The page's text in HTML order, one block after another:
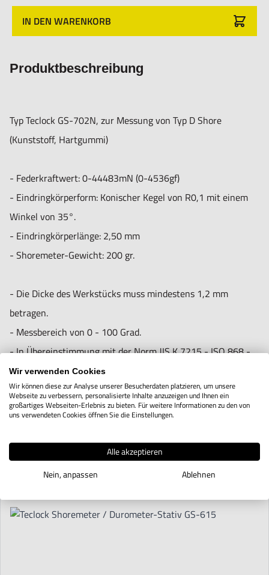
IN DEN WARENKORB
Produktbeschreibung
Typ Teclock GS-702N, zur Messung von Typ D Shore
(Kunststoff, Hartgummi)
- Federkraftwert: 0-44483mN (0-4536gf)
- Eindringkörperform: Konischer Kegel von R0,1 mit einem
Winkel von 35°.
- Eindringkörperlänge: 2,50 mm
- Shoremeter-Gewicht: 200 gr.
- Die Dicke des Werkstücks muss mindestens 1,2 mm
betragen.
- Messbereich von 0 - 100 Grad.
- In Übereinstimmung mit der Norm JIS K 7215 - ISO 868 -
ASTM D 2240.
Wir verwenden Cookies
Wir können diese zur Analyse unserer Besucherdaten platzieren, um unsere
Webseite zu verbessern, personalisierte Inhalte anzuzeigen und Ihnen ein
großartiges Webseiten-Erlebnis zu bieten. Für weitere Informationen zu den von
uns verwendeten Cookies öffnen Sie die Einstellungen.
Alle akzeptieren
Nein, anpassen
Ablehnen